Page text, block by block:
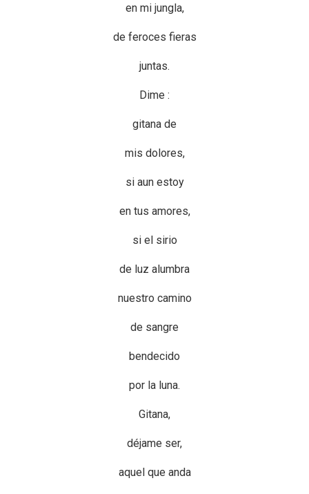
en mi jungla,
de feroces fieras
juntas.
Dime :
gitana de
mis dolores,
si aun estoy
en tus amores,
si el sirio
de luz alumbra
nuestro camino
de sangre
bendecido
por la luna.
Gitana,
déjame ser,
aquel que anda